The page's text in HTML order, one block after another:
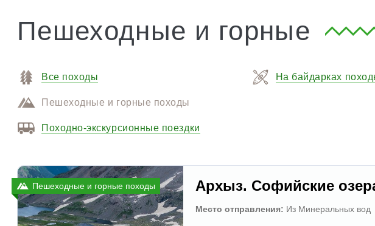
Пешеходные и горные
Все походы На байдарках
Пешеходные и горные походы
Походно-экскурсионные поездки
Пешеходные и горные походы Архыз. Софийские
Место отправления: Из Минеральных вод